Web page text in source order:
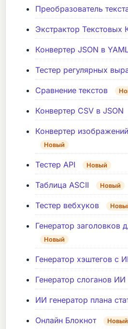
Преобразователь
Экстрактор Текстовых
Конвертер JSON в
Тестер регулярных
Сравнение текстов
Конвертер CSV в JSON
Конвертер
Новый
Тестер API Новый
Таблица ASCII Новый
Тестер вебхуков
Генератор заголовков
Новый
Генератор хэштегов с
Генератор слоганов ИИ
ИИ генератор плана
Онлайн Блокнот Новый